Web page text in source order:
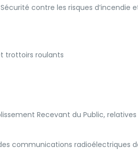
contre les risques d’incendie
trottoirs roulants
Recevant du Public,
communications radioélectriques